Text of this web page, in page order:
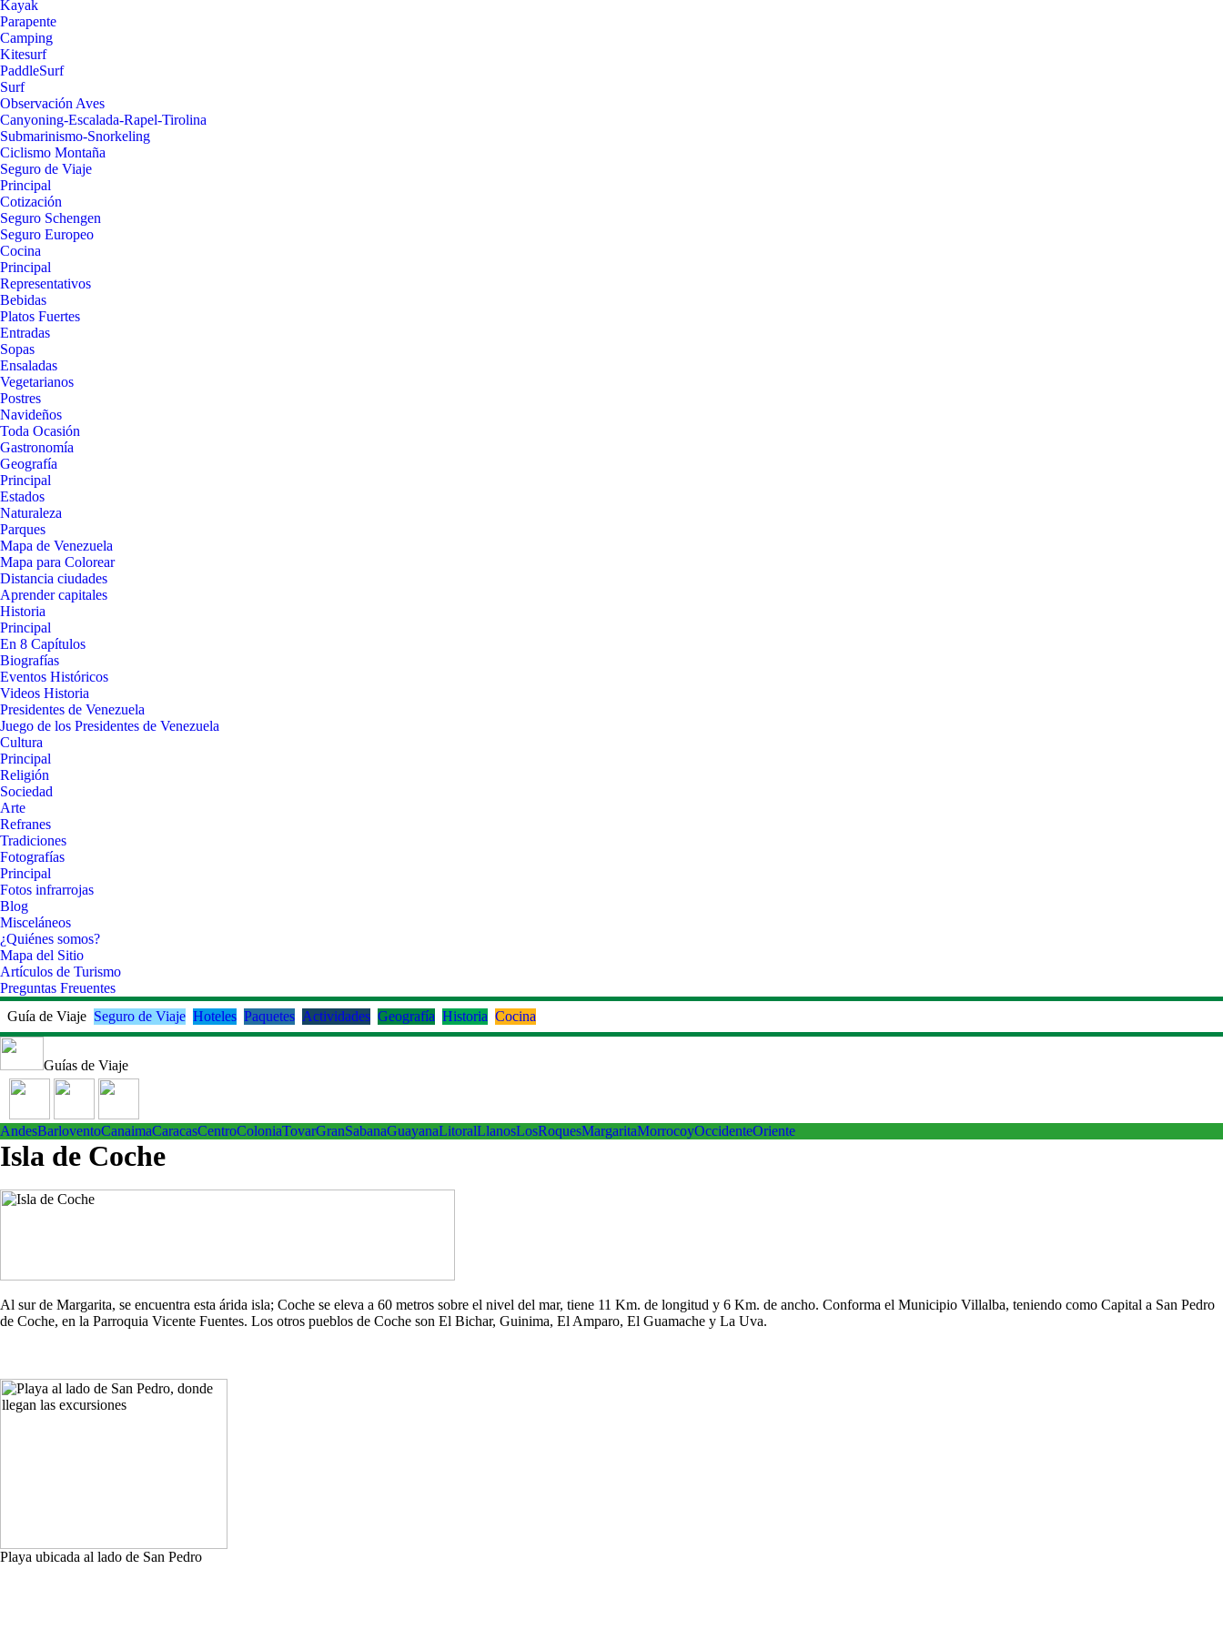
Kayak
Parapente
Camping
Kitesurf
PaddleSurf
Surf
Observación Aves
Canyoning-Escalada-Rapel-Tirolina
Submarinismo-Snorkeling
Ciclismo Montaña
Seguro de Viaje
Principal
Cotización
Seguro Schengen
Seguro Europeo
Cocina
Principal
Representativos
Bebidas
Platos Fuertes
Entradas
Sopas
Ensaladas
Vegetarianos
Postres
Navideños
Toda Ocasión
Gastronomía
Geografía
Principal
Estados
Naturaleza
Parques
Mapa de Venezuela
Mapa para Colorear
Distancia ciudades
Aprender capitales
Historia
Principal
En 8 Capítulos
Biografías
Eventos Históricos
Videos Historia
Presidentes de Venezuela
Juego de los Presidentes de Venezuela
Cultura
Principal
Religión
Sociedad
Arte
Refranes
Tradiciones
Fotografías
Principal
Fotos infrarrojas
Blog
Misceláneos
¿Quiénes somos?
Mapa del Sitio
Artículos de Turismo
Preguntas Freuentes
Guía de Viaje Seguro de Viaje Hoteles Paquetes Actividades Geografía Historia Cocina
Guías de Viaje
AndesBarloventoCanaimaCaracasCentroColoniaTovarGranSabanaGuayanaLitoralLlanosLosRoquesMargaritaMorrocoyOccidenteOriente
Isla de Coche
Al sur de Margarita, se encuentra esta árida isla; Coche se eleva a 60 metros sobre el nivel del mar, tiene 11 Km. de longitud y 6 Km. de ancho. Conforma el Municipio Villalba, teniendo como Capital a San Pedro
de Coche, en la Parroquia Vicente Fuentes. Los otros pueblos de Coche son El Bichar, Guinima, El Amparo, El Guamache y La Uva.
Playa ubicada al lado de San Pedro